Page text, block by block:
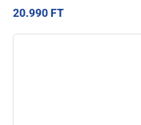
20.990 FT